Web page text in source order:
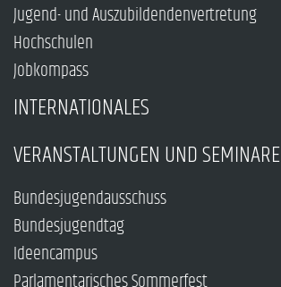
Jugend- und Auszubildendenvertretung
Hochschulen
Jobkompass
INTERNATIONALES
VERANSTALTUNGEN UND SEMINARE
Bundesjugendausschuss
Bundesjugendtag
Ideencampus